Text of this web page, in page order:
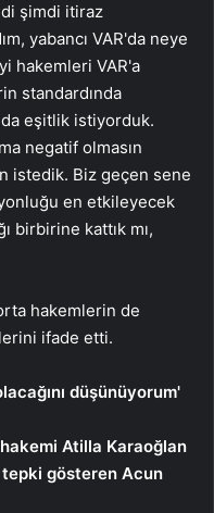
şimdi itiraz
yabancı VAR'da neye
hakemleri VAR'a
standardında
eşitlik istiyorduk.
negatif olmasın
istedik. Biz geçen sene
en etkileyecek
birbirine kattık mı,
hakemlerin de
ifade etti.
düşünüyorum'
hakemi Atilla Karaoğlan
tepki gösteren Acun